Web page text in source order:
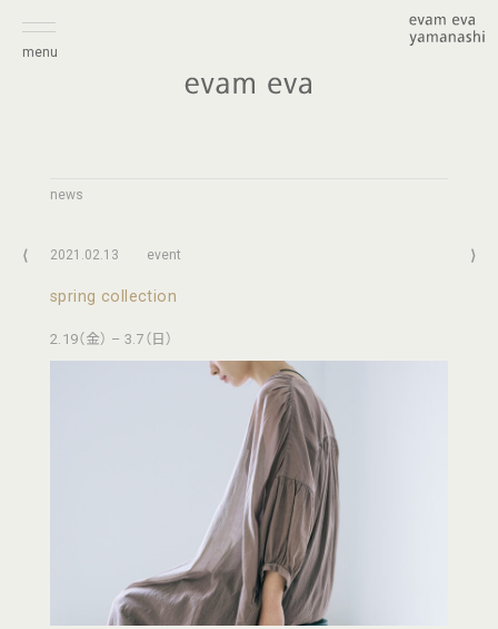
menu
news
⟨ 2021.02.13 event
spring collection
2.19（金） – 3.7（日）
⟩